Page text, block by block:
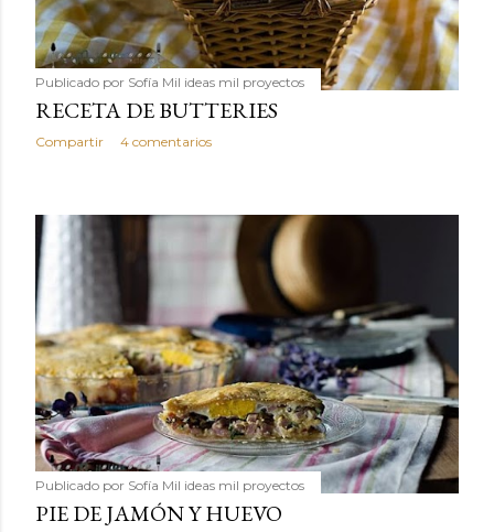
Publicado por Sofía Mil ideas mil proyectos
RECETA DE BUTTERIES
Compartir 4 comentarios
Publicado por Sofía Mil ideas mil proyectos
PIE DE JAMÓN Y HUEVO